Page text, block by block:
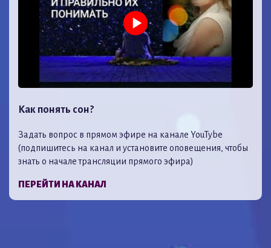
Как понять сон?
Задать вопрос в прямом эфире на канале YouTybe
(подпишитесь на канал и установите оповещения, чтобы
знать о начале трансляции прямого эфира)
ПЕРЕЙТИ НА КАНАЛ